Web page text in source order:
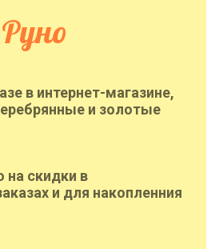
в интернет-магазине,
и золотые
на скидки в
и для накопленния